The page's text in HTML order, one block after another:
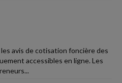
avis de cotisation foncière des
accessibles en ligne. Les